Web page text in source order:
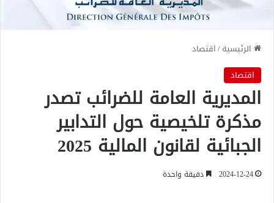
الرئيسية/اقتصاد
اقتصاد
المديرية العامة للضرائب تصدر
مذكرة تلخيصية حول التدابير
الجبائية لقانون المالية 2025
2024-12-24 دقيقة واحدة